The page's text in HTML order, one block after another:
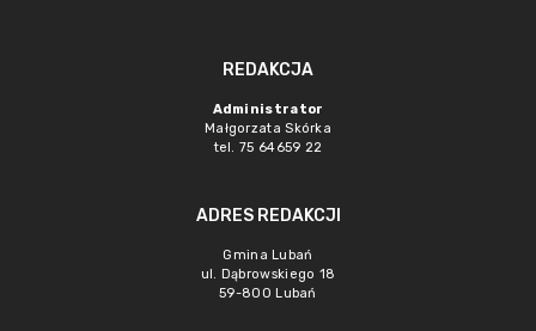
REDAKCJA
Administrator
Małgorzata Skórka
tel. 75 64659 22
ADRES REDAKCJI
Gmina Lubań
ul. Dąbrowskiego 18
59-800 Lubań